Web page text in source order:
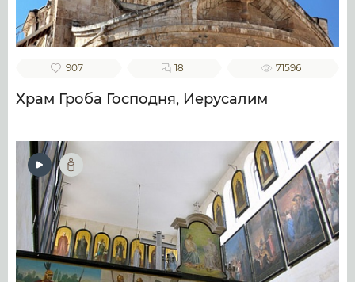
907 18 71596
Храм Гроба Господня, Иерусалим